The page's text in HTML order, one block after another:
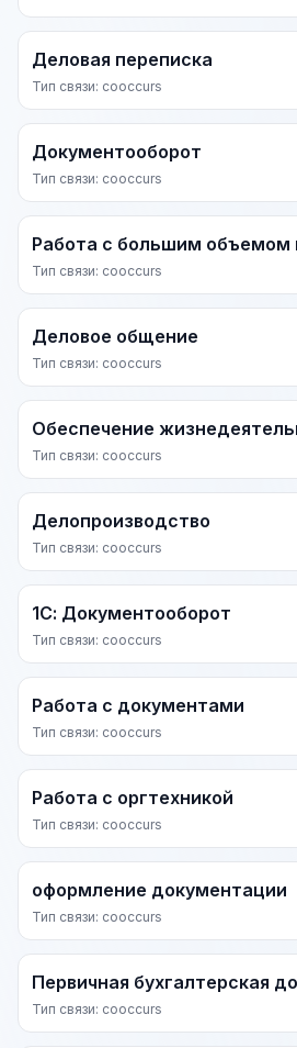
Деловая переписка
Тип связи: cooccurs
Документооборот
Тип связи: cooccurs
Работа с большим объемом
Тип связи: cooccurs
Деловое общение
Тип связи: cooccurs
Обеспечение
Тип связи: cooccurs
Делопроизводство
Тип связи: cooccurs
1С: Документооборот
Тип связи: cooccurs
Работа с документами
Тип связи: cooccurs
Работа с оргтехникой
Тип связи: cooccurs
оформление документации
Тип связи: cooccurs
Первичная бухгалтерская
Тип связи: cooccurs